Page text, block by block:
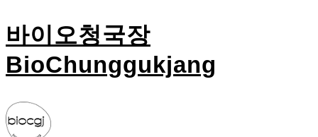
바이오청국장
BioChunggukjang